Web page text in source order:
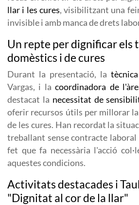
llar i les cures, visibilitzant una
invisible i amb manca de drets
Un repte per dignificar els
domèstics i de cures
Durant la presentació, la
Vargas, i lacoordinadora de
destacat la necessitat de
oferir recursos útils per millorar
de les cures. Han recordat la
treballant sense contracte
fet que fa necessària l'acció
aquestes condicions.
Activitats destacades i
"Dignitat al cor de la llar"